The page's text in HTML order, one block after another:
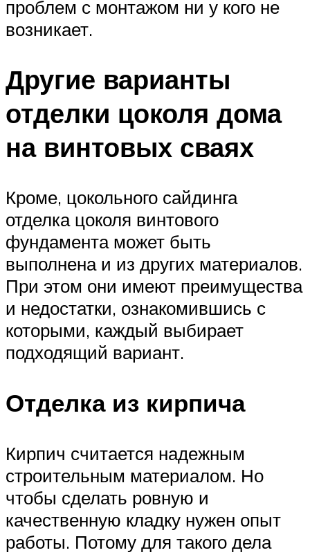
проблем с монтажом ни у кого не
возникает.
Другие варианты
отделки цоколя дома
на винтовых сваях
Кроме, цокольного сайдинга
отделка цоколя винтового
фундамента может быть
выполнена и из других материалов.
При этом они имеют преимущества
и недостатки, ознакомившись с
которыми, каждый выбирает
подходящий вариант.
Отделка из кирпича
Кирпич считается надежным
строительным материалом. Но
чтобы сделать ровную и
качественную кладку нужен опыт
работы. Потому для такого дела